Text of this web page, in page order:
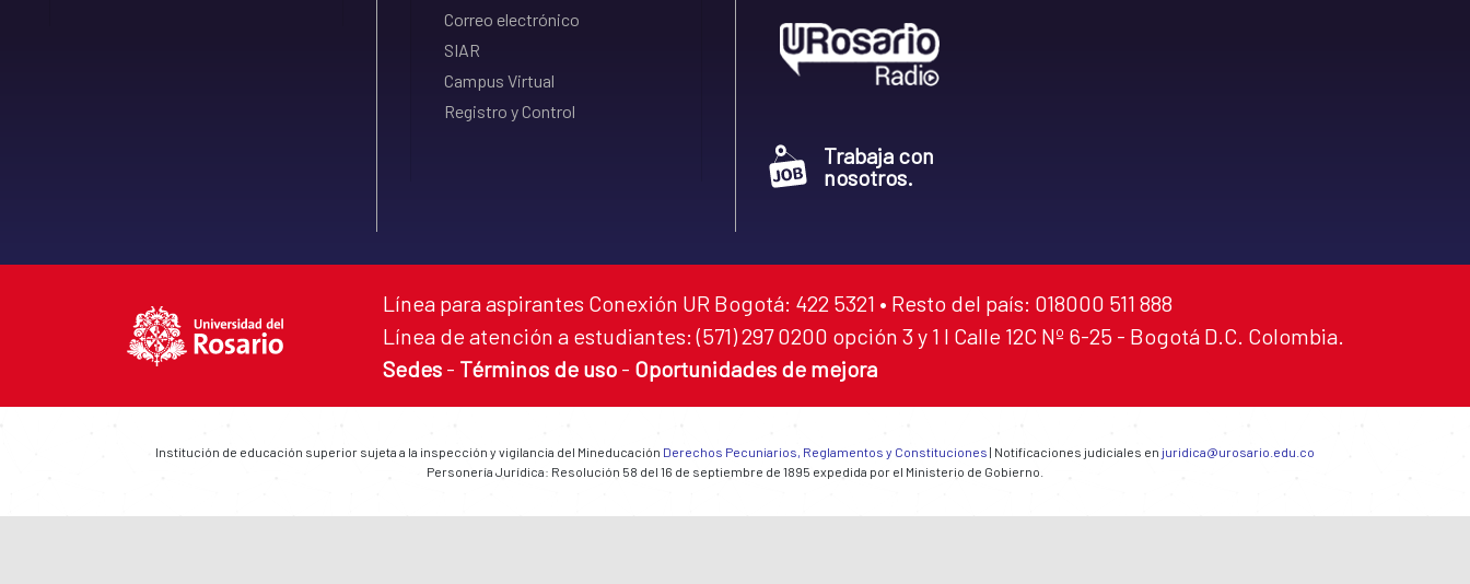
Correo electrónico
SIAR
Campus Virtual
Registro y Control
Trabaja con
nosotros.
Línea para aspirantes Conexión UR Bogotá: 422 5321 • Resto del país: 018000 511 888
Línea de atención a estudiantes: (571) 297 0200 opción 3 y 1 I Calle 12C Nº 6-25 - Bogotá D.C. Colombia.
Sedes - Términos de uso - Oportunidades de mejora
Institución de educación superior sujeta a la inspección y vigilancia del Mineducación Derechos Pecuniarios, Reglamentos y Constituciones | Notificaciones judiciales en juridica@urosario.edu.co
Personería Jurídica: Resolución 58 del 16 de septiembre de 1895 expedida por el Ministerio de Gobierno.